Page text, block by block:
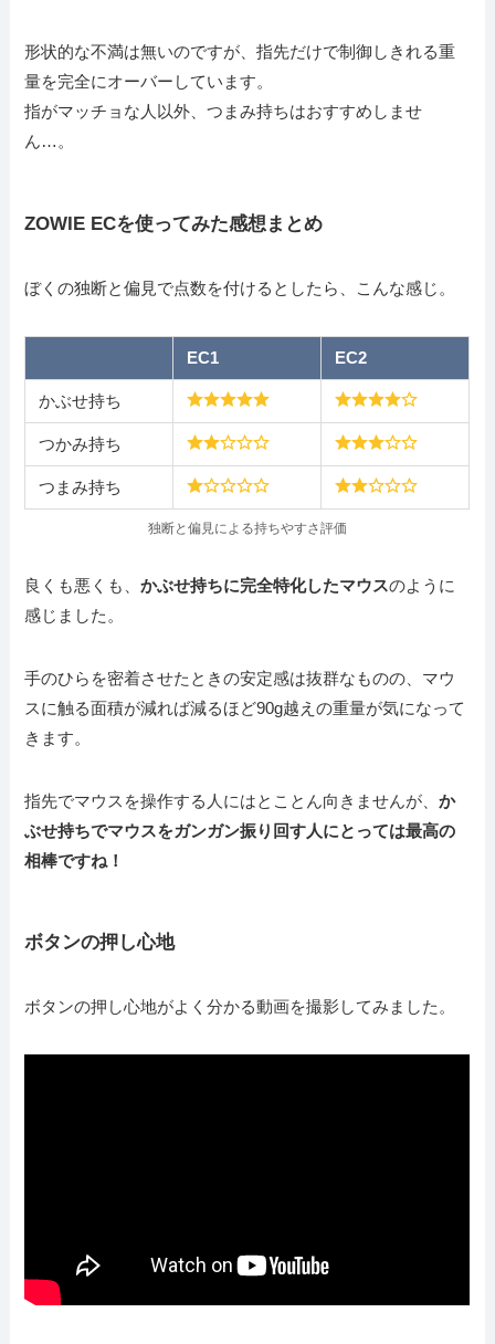
形状的な不満は無いのですが、指先だけで制御しきれる重
量を完全にオーバーしています。
指がマッチョな人以外、つまみ持ちはおすすめしませ
ん…。
ZOWIE ECを使ってみた感想まとめ
ぼくの独断と偏見で点数を付けるとしたら、こんな感じ。
EC1 EC2
かぶせ持ち
つかみ持ち
つまみ持ち
独断と偏見による持ちやすさ評価
良くも悪くも、かぶせ持ちに完全特化したマウスのように
感じました。
手のひらを密着させたときの安定感は抜群なものの、マウ
スに触る面積が減れば減るほど90g越えの重量が気になって
きます。
指先でマウスを操作する人にはとことん向きませんが、か
ぶせ持ちでマウスをガンガン振り回す人にとっては最高の
相棒ですね！
ボタンの押し心地
ボタンの押し心地がよく分かる動画を撮影してみました。